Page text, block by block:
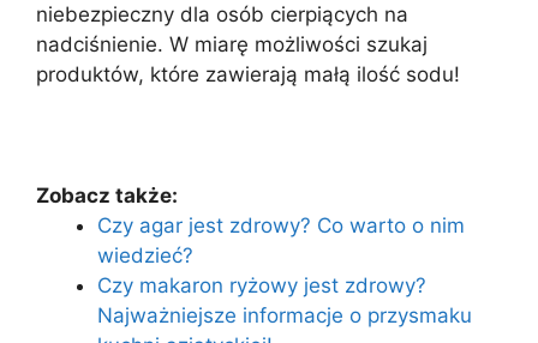
niebezpieczny dla osób cierpiących na
nadciśnienie. W miarę możliwości szukaj
produktów, które zawierają małą ilość sodu!
Zobacz także:
Czy agar jest zdrowy? Co warto o nim
wiedzieć?
Czy makaron ryżowy jest zdrowy?
Najważniejsze informacje o przysmaku